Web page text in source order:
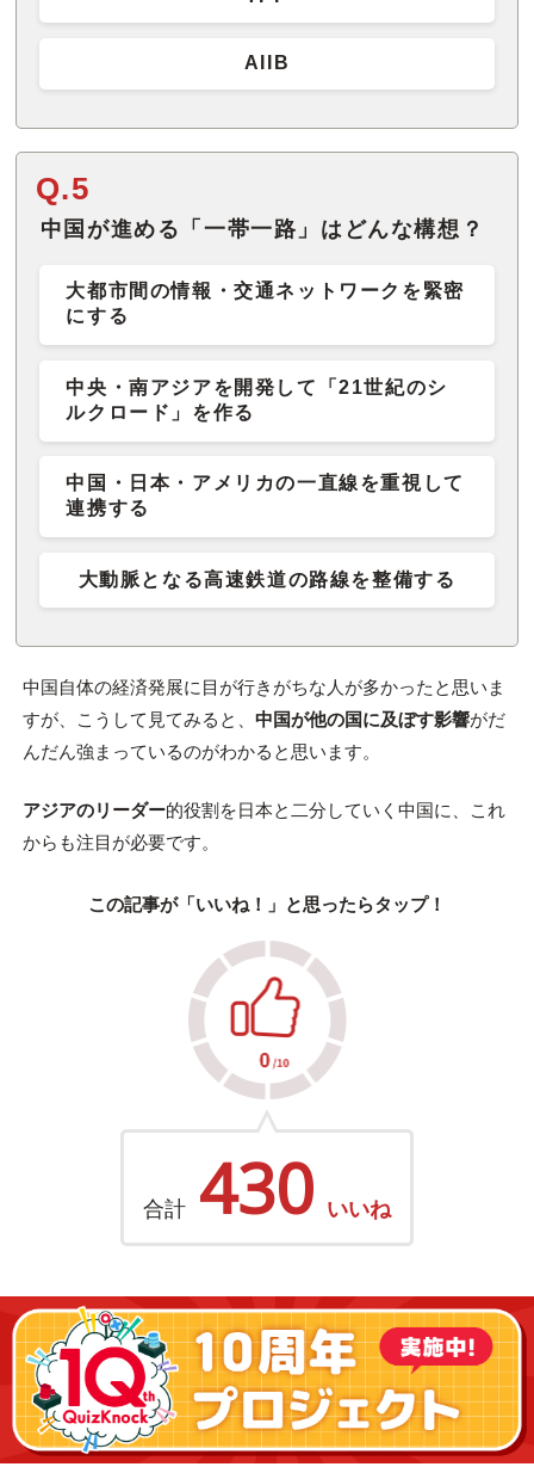
AIIB
Q.5
中国が進める「一帯一路」はどんな構想？
大都市間の情報・交通ネットワークを緊密
にする
中央・南アジアを開発して「21世紀のシ
ルクロード」を作る
中国・日本・アメリカの一直線を重視して
連携する
大動脈となる高速鉄道の路線を整備する
中国自体の経済発展に目が行きがちな人が多かったと思いま
すが、こうして見てみると、 中国が他の国に及ぼす影響がだ
んだん強まっているのがわかると思います。
アジアのリーダー的役割を日本と二分していく中国に、これ
からも注目が必要です。
この記事が「いいね！」と思ったらタップ！
合計 430 いいね